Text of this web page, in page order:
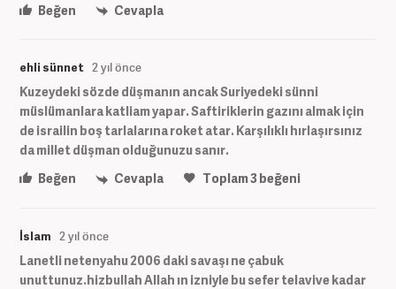
Beğen
Cevapla
ehli sünnet 2 yıl önce
Kuzeydeki sözde düşmanın ancak Suriyedeki sünni
müslümanlara katliam yapar. Saftiriklerin gazını almak için
de israilin boş tarlalarına roket atar. Karşılıklı hırlaşırsınız
da millet düşman olduğunuzu sanır.
Beğen
Cevapla Toplam3beğeni
İslam 2 yıl önce
Lanetli netenyahu 2006 daki savaşı ne çabuk
unuttunuz.hizbullah Allah ın izniyle bu sefer telavive kadar